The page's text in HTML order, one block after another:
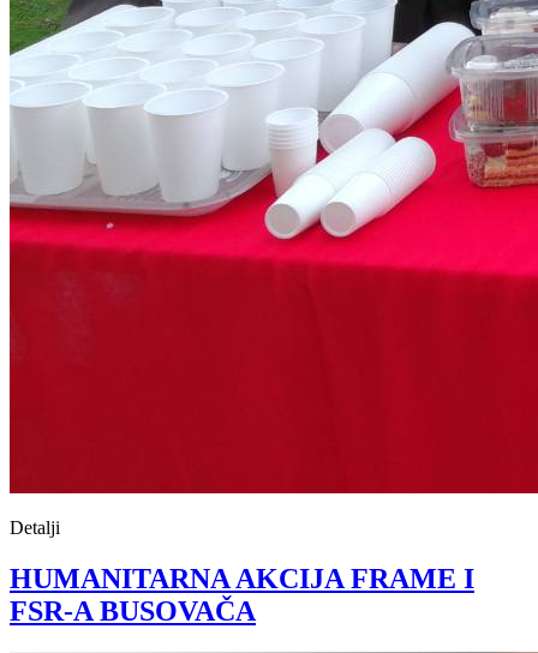
Detalji
HUMANITARNA AKCIJA FRAME I
FSR-A BUSOVAČA